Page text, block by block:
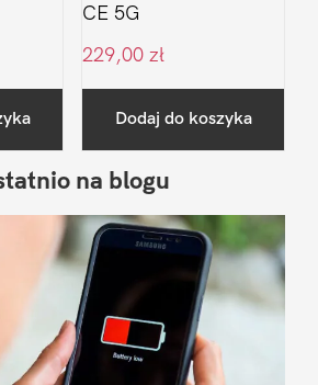
CE 5G
229,00 zł
Dodaj do koszyka
na blogu